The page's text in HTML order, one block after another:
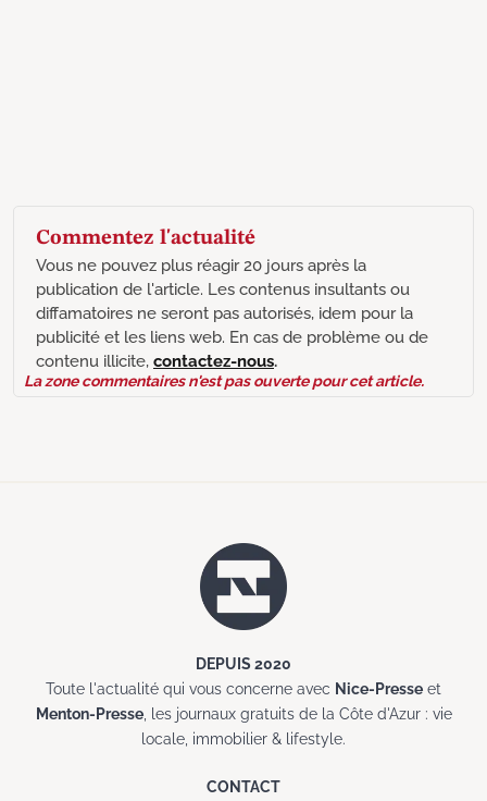
Commentez l'actualité
Vous ne pouvez plus réagir 20 jours après la
publication de l'article. Les contenus insultants ou
diffamatoires ne seront pas autorisés, idem pour la
publicité et les liens web. En cas de problème ou de
contenu illicite, contactez-nous.
La zone commentaires n'est pas ouverte pour cet article.
DEPUIS 2020
Toute l'actualité qui vous concerne avec Nice-Presse et
Menton-Presse, les journaux gratuits de la Côte d'Azur : vie
locale, immobilier & lifestyle.
CONTACT